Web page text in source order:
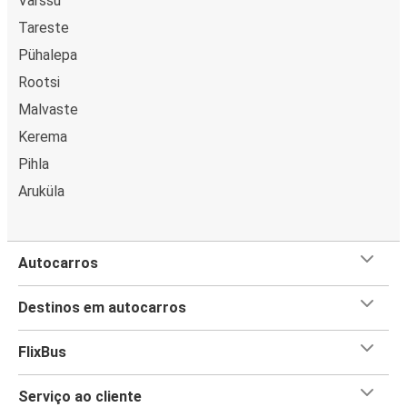
Tareste
Pühalepa
Rootsi
Malvaste
Kerema
Pihla
Aruküla
Autocarros
Destinos em autocarros
FlixBus
Serviço ao cliente